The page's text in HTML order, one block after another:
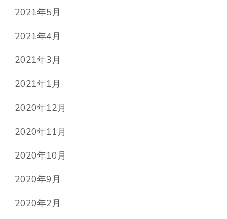
2021年5月
2021年4月
2021年3月
2021年1月
2020年12月
2020年11月
2020年10月
2020年9月
2020年2月